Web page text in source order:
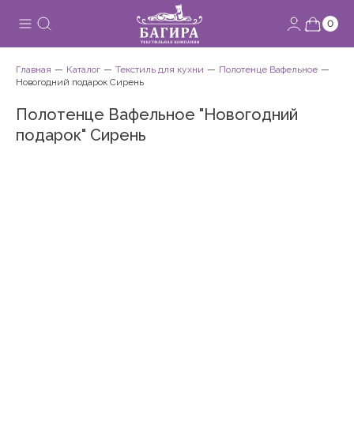
0
Главная Каталог Текстиль для кухни
Полотенце Вафельное
Новогодний подарок Сирень
Полотенце Вафельное "Новогодний
подарок" Сирень